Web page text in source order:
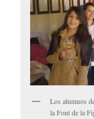
Los alumnos
la Font de la